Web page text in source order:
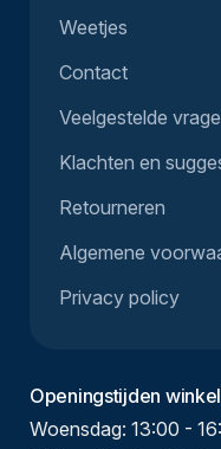
Weetjes
Contact
Veelgestelde
Klachten en
Retourneren
Algemene
Privacy policy
Openingstijden winkel
Woensdag: 13:00 -